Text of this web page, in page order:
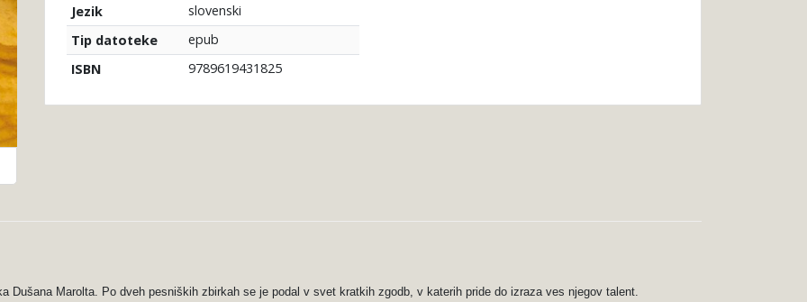
Jezik
slovenski
Tip datoteke
epub
ISBN
9789619431825
Dušana Marolta. Po dveh pesniških zbirkah se je podal v svet kratkih zgodb, v katerih pride do izraza ves njegov talent.